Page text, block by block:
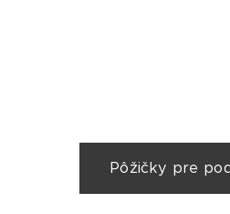
Pôžičky pre